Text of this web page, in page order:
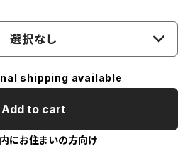
選択なし
shipping available
Add to cart
にお住まいの方向け